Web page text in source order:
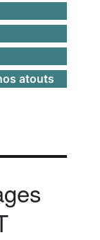
atouts